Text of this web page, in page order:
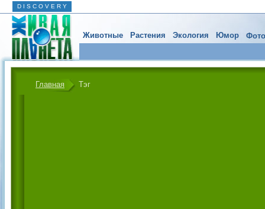
D I S C O V E R Y
Животные Растения Экология Юмор
Главная Тэг